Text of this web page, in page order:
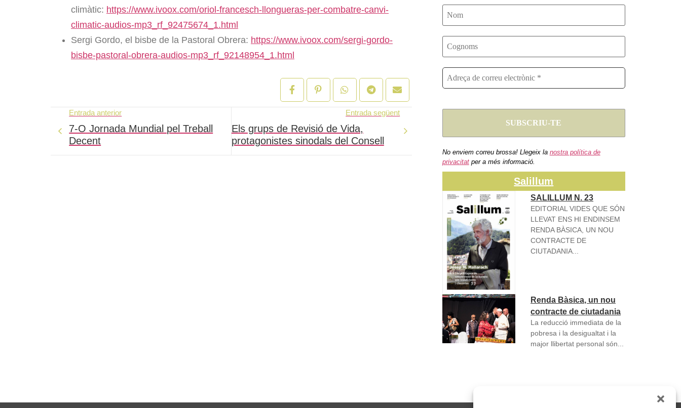
climàtic: https://www.ivoox.com/oriol-francesch-llongueras-per-combatre-canvi-
climatic-audios-mp3_rf_92475674_1.html
Sergi Gordo, el bisbe de la Pastoral Obrera: https://www.ivoox.com/sergi-gordo-
bisbe-pastoral-obrera-audios-mp3_rf_92148954_1.html
Entrada anterior
7-O Jornada Mundial pel Treball
Decent
Entrada següent
Els grups de Revisió de Vida,
protagonistes sinodals del Consell
No enviem correu brossa! Llegeix la nostra política de
privacitatper a més informació.
Salillum
SALILLUM N. 23
EDITORIAL VIDES QUE SÓN
LLEVAT ENS HI ENDINSEM
RENDA BÀSICA, UN NOU
CONTRACTE DE
CIUTADANIA...
Renda Bàsica, un nou
contracte de ciutadania
La reducció immediata de la
pobresa i la desigualtat i la
major llibertat personal són...